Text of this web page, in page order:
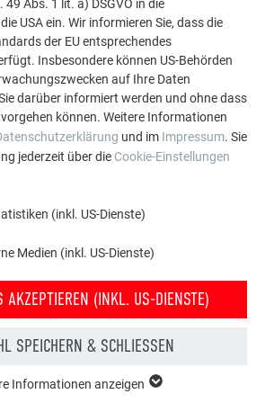
ANSEHEN
Abs. 1 lit. a) DSGVO in die
USA ein. Wir informieren Sie, dass die
der EU entsprechendes
Insbesondere können US-Behörden
auf Ihre Daten
darüber informiert werden und ohne dass
können. Weitere Informationen
und im Impressum. Sie
jederzeit über die Cookie-Einstellungen
(inkl. US-Dienste)
Medien (inkl. US-Dienste)
AKZEPTIEREN (INKL. US-DIENSTE)
SPEICHERN & SCHLIESSEN
Informationen anzeigen